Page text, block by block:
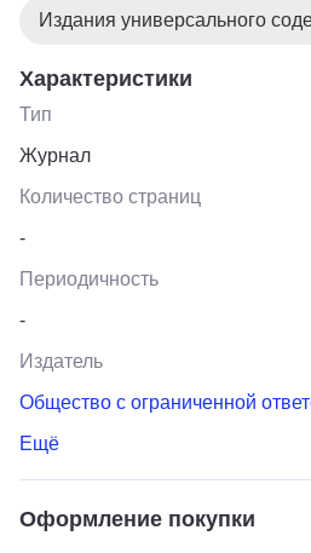
Издания универсального
Характеристики
Тип
Журнал
Количество страниц
-
Периодичность
-
Издатель
Общество с ограниченной
Ещё
Оформление покупки